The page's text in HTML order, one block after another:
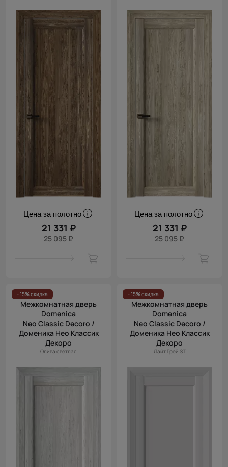
Цена за полотно
21 331 ₽
25 095 ₽
Цена за полотно
21 331 ₽
25 095 ₽
- 15% скидка
Межкомнатная дверь
Domenica
Neo Classic Decoro /
Доменика Нео Классик
Декоро
Олива светлая
- 15% скидка
Межкомнатная дверь
Domenica
Neo Classic Decoro /
Доменика Нео Классик
Декоро
Лайт Грей ST